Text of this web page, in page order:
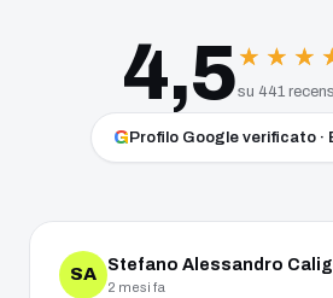
4,5★
★ ★
★ ★
★
su 441
GProfilo Google verificato ·
SA Stefano Alessandro
2 mesi fa